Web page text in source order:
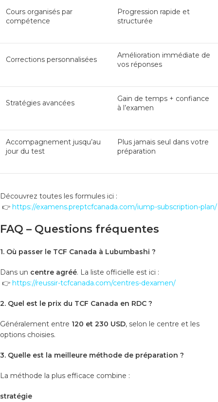
Cours organisés par
compétence
Progression rapide et
structurée
Corrections personnalisées
Amélioration immédiate de
vos réponses
Stratégies avancées
Gain de temps + confiance
à l’examen
Accompagnement jusqu’au
jour du test
Plus jamais seul dans votre
préparation
Découvrez toutes les formules ici :
👉 https://examens.preptcfcanada.com/iump-subscription-plan/
FAQ – Questions fréquentes
1. Où passer le TCF Canada à Lubumbashi ?
Dans un centre agréé. La liste officielle est ici :
👉 https://reussir-tcfcanada.com/centres-dexamen/
2. Quel est le prix du TCF Canada en RDC ?
Généralement entre 120 et 230 USD, selon le centre et les
options choisies.
3. Quelle est la meilleure méthode de préparation ?
La méthode la plus efficace combine :
stratégie